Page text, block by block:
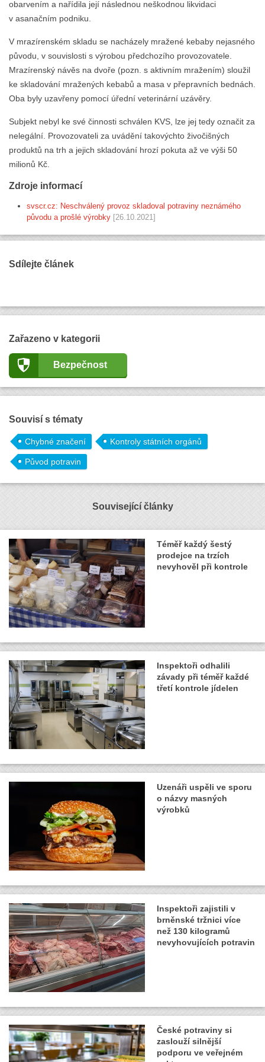
obarvením a nařídila její následnou neškodnou likvidaci
v asanačním podniku.
V mrazírenském skladu se nacházely mražené kebaby nejasného
původu, v souvislosti s výrobou předchozího provozovatele.
Mrazírenský návěs na dvoře (pozn. s aktivním mražením) sloužil
ke skladování mražených kebabů a masa v přepravních bednách.
Oba byly uzavřeny pomocí úřední veterinární uzávěry.
Subjekt nebyl ke své činnosti schválen KVS, lze jej tedy označit za
nelegální. Provozovateli za uvádění takovýchto živočišných
produktů na trh a jejich skladování hrozí pokuta až ve výši 50
milionů Kč.
Zdroje informací
svscr.cz: Neschválený provoz skladoval potraviny neznámého
původu a prošlé výrobky [26.10.2021]
Sdílejte článek
Zařazeno v kategorii
Bezpečnost
Souvisí s tématy
Chybné značení Kontroly státních orgánů
Původ potravin
Související články
Téměř každý šestý
prodejce na trzích
nevyhověl při kontrole
Inspektoři odhalili
závady při téměř každé
třetí kontrole jídelen
Uzenáři uspěli ve sporu
o názvy masných
výrobků
Inspektoři zajistili v
brněnské tržnici více
než 130 kilogramů
nevyhovujících potravin
České potraviny si
zaslouží silnější
podporu ve veřejném